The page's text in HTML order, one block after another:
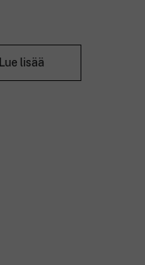
Lue lisää